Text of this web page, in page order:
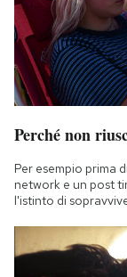
Perché non
Per esempio prima
network e un post
l'istinto di